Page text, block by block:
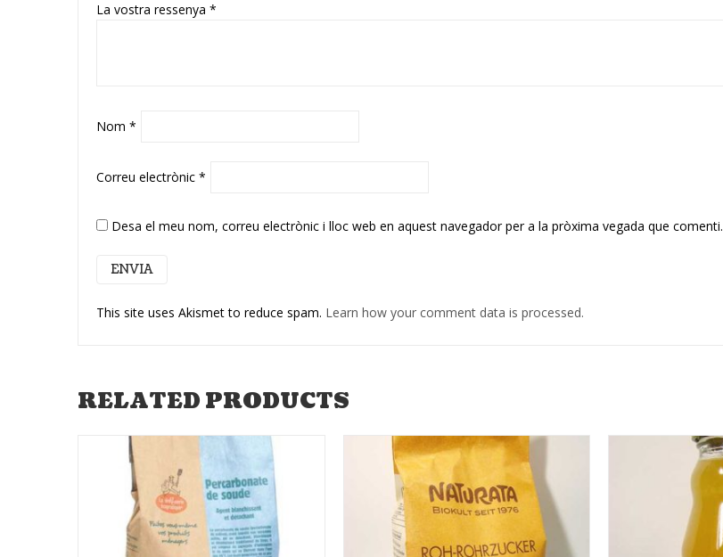
La vostra ressenya *
Nom *
Correu electrònic *
Desa el meu nom, correu electrònic i lloc web en aquest navegador per a la pròxima vegada que comenti.
This site uses Akismet to reduce spam. Learn how your comment data is processed.
RELATED PRODUCTS